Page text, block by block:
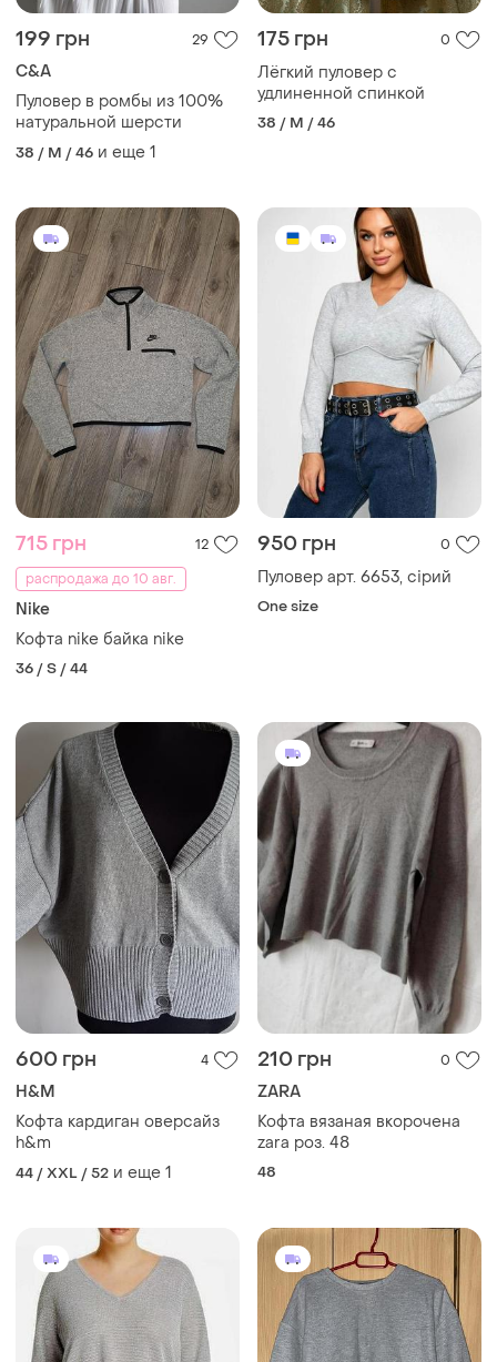
199 грн 29
C&A
Пуловер в ромбы из 100%
натуральной шерсти
38 / M / 46 и еще 1
175 грн 0
Лёгкий пуловер с
удлиненной спинкой
38 / M / 46
715 грн
12
распродажа до 10 авг.
Nike
Кофта nike байка nike
36 / S / 44
950 грн 0
Пуловер арт. 6653, сірий
One size
600 грн 4
H&M
Кофта кардиган оверсайз
h&m
44 / XXL / 52 и еще 1
210 грн 0
ZARA
Кофта вязаная вкорочена
zara роз. 48
48